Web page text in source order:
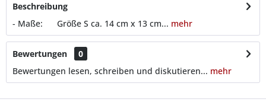
Beschreibung
- Maße: Größe S ca. 14 cm x 13 cm... mehr
Bewertungen
0
Bewertungen lesen, schreiben und diskutieren... mehr